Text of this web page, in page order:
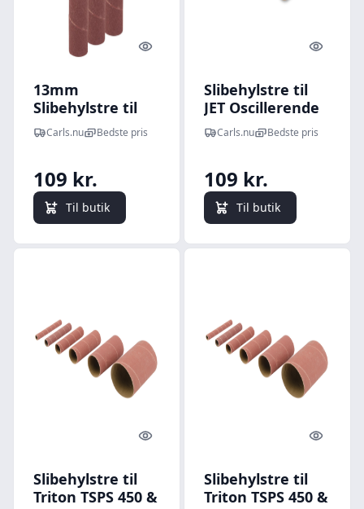
Quick look
13mm
Slibehylstre til
Triton TSPS 450
Spindelpudser
Carls.nu Bedste pris
109 kr.
Til butik
Quick
Slibehylstre til
JET Oscillerende
Spindelpudser
JBOS-5 JET, JBOS5
P150
Carls.nu Bedste pris
109 kr.
Til butik
Quick look
Slibehylstre til
Triton TSPS 450 &
Quick
Slibehylstre til
Triton TSPS 450 &